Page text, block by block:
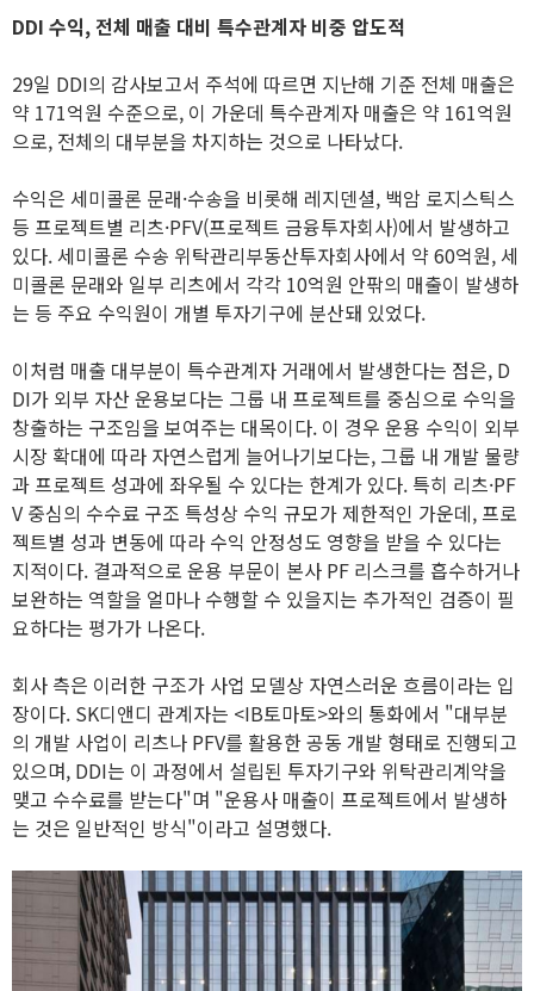
DDI 수익, 전체 매출 대비 특수관계자 비중 압도적
29일 DDI의 감사보고서 주석에 따르면 지난해 기준 전체 매출은
약 171억원 수준으로, 이 가운데 특수관계자 매출은 약 161억원
으로, 전체의 대부분을 차지하는 것으로 나타났다.
수익은 세미콜론 문래·수송을 비롯해 레지덴셜, 백암 로지스틱스
등 프로젝트별 리츠·PFV(프로젝트 금융투자회사)에서 발생하고
있다. 세미콜론 수송 위탁관리부동산투자회사에서 약 60억원, 세
미콜론 문래와 일부 리츠에서 각각 10억원 안팎의 매출이 발생하
는 등 주요 수익원이 개별 투자기구에 분산돼 있었다.
이처럼 매출 대부분이 특수관계자 거래에서 발생한다는 점은, D
DI가 외부 자산 운용보다는 그룹 내 프로젝트를 중심으로 수익을
창출하는 구조임을 보여주는 대목이다. 이 경우 운용 수익이 외부
시장 확대에 따라 자연스럽게 늘어나기보다는, 그룹 내 개발 물량
과 프로젝트 성과에 좌우될 수 있다는 한계가 있다. 특히 리츠·PF
V 중심의 수수료 구조 특성상 수익 규모가 제한적인 가운데, 프로
젝트별 성과 변동에 따라 수익 안정성도 영향을 받을 수 있다는
지적이다. 결과적으로 운용 부문이 본사 PF 리스크를 흡수하거나
보완하는 역할을 얼마나 수행할 수 있을지는 추가적인 검증이 필
요하다는 평가가 나온다.
회사 측은 이러한 구조가 사업 모델상 자연스러운 흐름이라는 입
장이다. SK디앤디 관계자는 <IB토마토>와의 통화에서 "대부분
의 개발 사업이 리츠나 PFV를 활용한 공동 개발 형태로 진행되고
있으며, DDI는 이 과정에서 설립된 투자기구와 위탁관리계약을
맺고 수수료를 받는다"며 "운용사 매출이 프로젝트에서 발생하
는 것은 일반적인 방식"이라고 설명했다.